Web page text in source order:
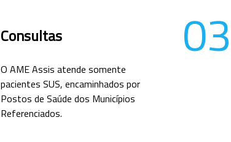
Consultas
O AME Assis atende somente
pacientes SUS, encaminhados por
Postos de Saúde dos Municípios
Referenciados.
03